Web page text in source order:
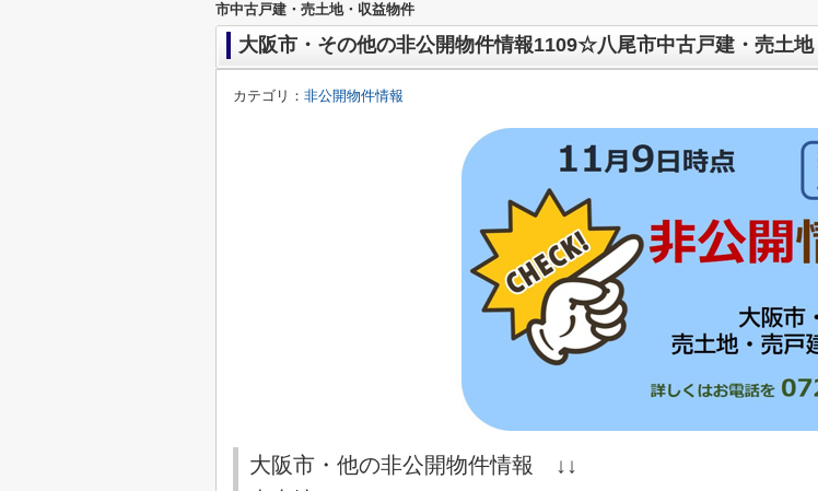
市中古戸建・売土地・収益物件
大阪市・その他の非公開物件情報1109☆八尾市中古戸建・売土
カテゴリ： 非公開物件情報
大阪市・他の非公開物件情報 ↓↓